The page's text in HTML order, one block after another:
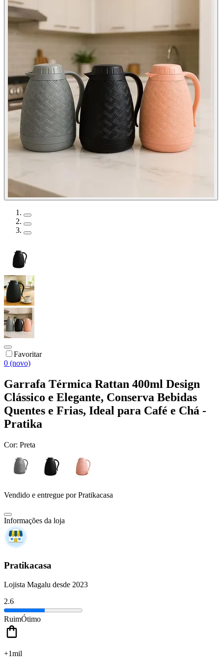
Favoritar
0 (novo)
Garrafa Térmica Rattan 400ml Design
Clássico e Elegante, Conserva Bebidas
Quentes e Frias, Ideal para Café e Chá -
Pratika
Cor: Preta
Vendido e entregue por Pratikacasa
Informações da loja
Pratikacasa
Lojista Magalu desde 2023
2.6
RuimÓtimo
+1mil